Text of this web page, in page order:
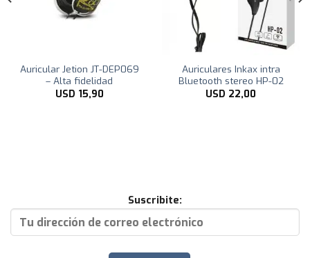
Auricular Jetion JT-DEP069
– Alta fidelidad
USD 15,90
Auriculares Inkax intra
Bluetooth stereo HP-02
USD 22,00
Suscribite: